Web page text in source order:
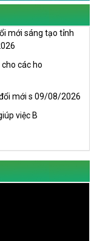
mới sáng tạo tỉnh
các ho
mới s 09/08/2026
việc B